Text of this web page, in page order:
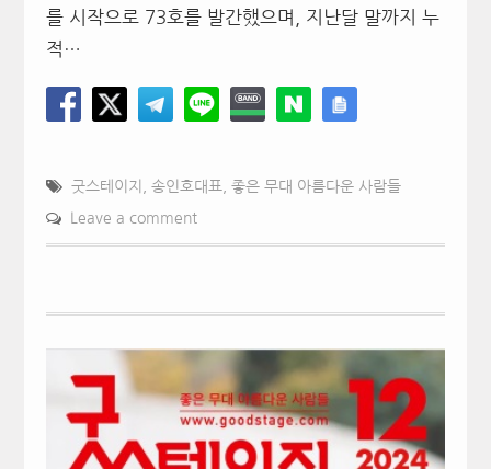
를 시작으로 73호를 발간했으며, 지난달 말까지 누
적…
굿스테이지 송인호대표, 좋은 무대 아름다운 사람들
Leave a comment